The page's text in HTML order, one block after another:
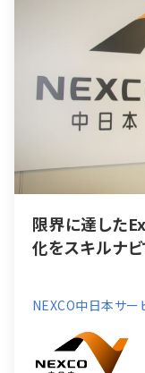
限界に達した
化をスキルナ
NEXCO中日本サ